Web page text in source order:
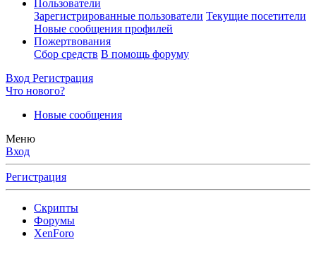
Пользователи
Зарегистрированные пользователи Текущие посетители
Новые сообщения профилей
Пожертвования
Сбор средств В помощь форуму
Вход Регистрация
Что нового?
Новые сообщения
Меню
Вход
Регистрация
Скрипты
Форумы
XenForo